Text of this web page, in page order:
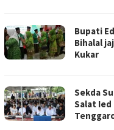
Bupati
Bihalal
Kukar
Sekda
Salat Ied